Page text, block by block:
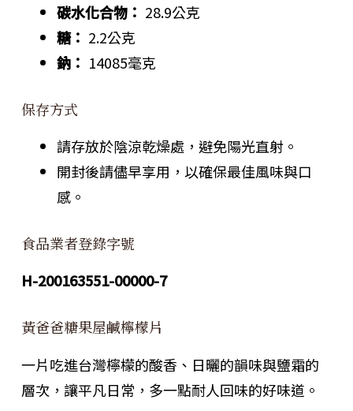
碳水化合物： 28.9公克
糖： 2.2公克
鈉： 14085毫克
保存方式
請存放於陰涼乾燥處，避免陽光直射。
開封後請儘早享用，以確保最佳風味與口
感。
食品業者登錄字號
H-200163551-00000-7
黃爸爸糖果屋鹹檸檬片
一片吃進台灣檸檬的酸香、日曬的韻味與鹽霜的
層次，讓平凡日常，多一點耐人回味的好味道。